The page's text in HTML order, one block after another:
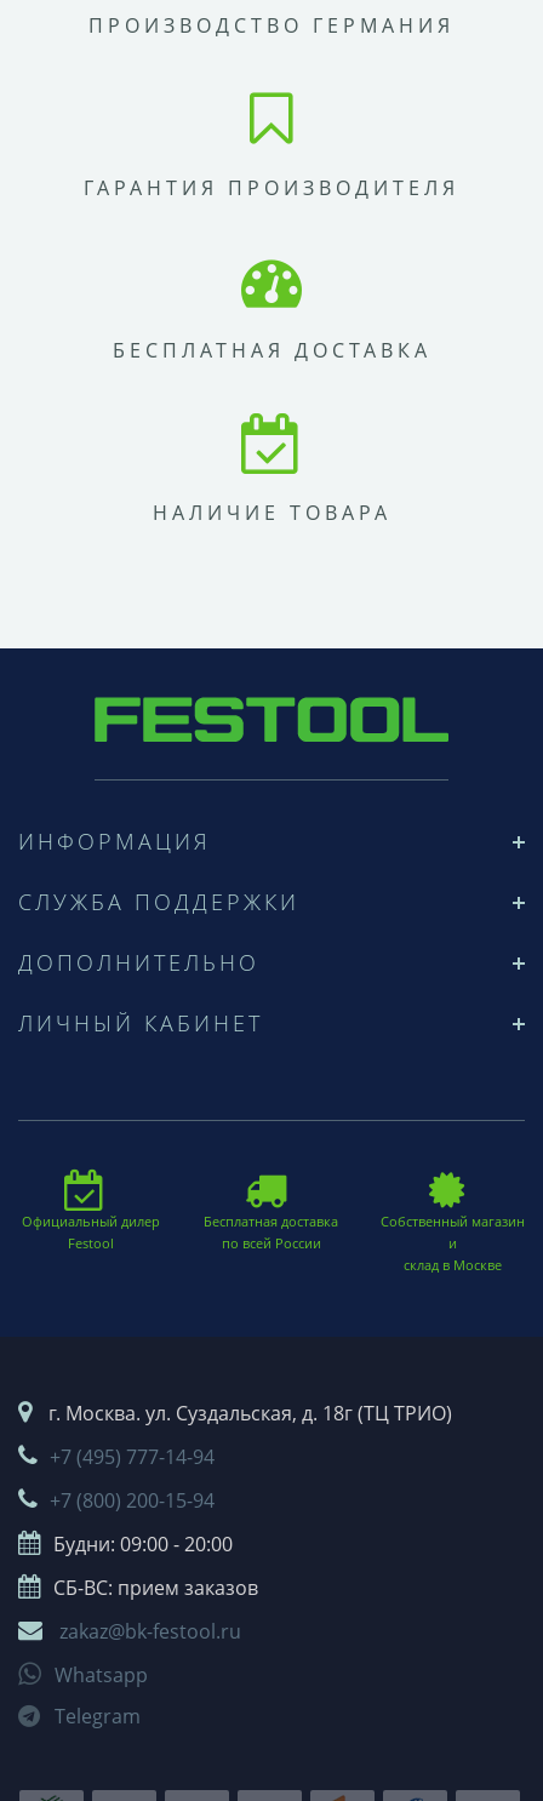
ПРОИЗВОДСТВО ГЕРМАНИЯ
ГАРАНТИЯ ПРОИЗВОДИТЕЛЯ
БЕСПЛАТНАЯ ДОСТАВКА
НАЛИЧИЕ ТОВАРА
ИНФОРМАЦИЯ
СЛУЖБА ПОДДЕРЖКИ
ДОПОЛНИТЕЛЬНО
ЛИЧНЫЙ КАБИНЕТ
Официальный дилер
Festool
Бесплатная доставка
по всей России
Собственный магазин
и
склад в Москве
г. Москва. ул. Суздальская, д. 18г (ТЦ ТРИО)
+7 (495) 777-14-94
+7 (800) 200-15-94
Будни: 09:00 - 20:00
СБ-ВС: прием заказов
zakaz@bk-festool.ru
Whatsapp
Telegram